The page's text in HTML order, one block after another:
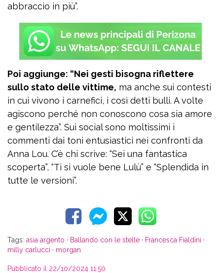
abbraccio in più”.
Poi aggiunge: “Nei gesti bisogna riflettere
sullo stato delle vittime, ma anche sui contesti
in cui vivono i carnefici, i così detti bulli. A volte
agiscono perché non conoscono cosa sia amore
e gentilezza”. Sui social sono moltissimi i
commenti dai toni entusiastici nei confronti da
Anna Lou. C’è chi scrive: “Sei una fantastica
scoperta”, “Ti si vuole bene Lulù” e “Splendida in
tutte le versioni”.
Tags: asia argento · Ballando con le stelle · Francesca Fialdini ·
milly carlucci · morgan
Pubblicato il 22/10/2024 11:50